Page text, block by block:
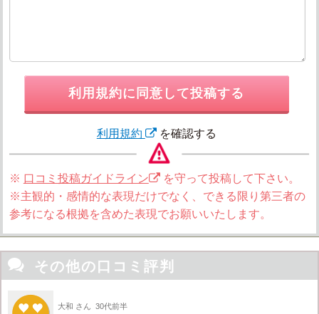
利用規約に同意して投稿する
利用規約 を確認する
※ 口コミ投稿ガイドライン
を守って投稿して下さい。
※主観的・感情的な表現だけでなく、できる限り第三者の
参考になる根拠を含めた表現でお願いいたします。
 その他の口コミ評判
大和 さん 30代前半